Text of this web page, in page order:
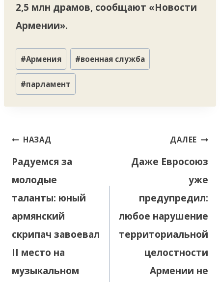
2,5 млн драмов, сообщают «Новости
Армении».
Метки
записи:
#Армения #военная служба
#парламент
Навигация
записям
НАЗАД
Радуемся за
молодые
таланты: юный
армянский
скрипач завоевал
II место на
музыкальном
ДАЛЕЕ
Даже Евросоюз
уже
предупредил:
любое нарушение
территориальной
целостности
Армении не